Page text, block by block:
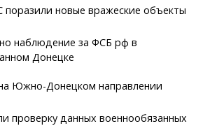
новые вражеские объекты
наблюдение за ФСБ рф в
Донецке
Южно-Донецком направлении
проверку данных военнообязанных